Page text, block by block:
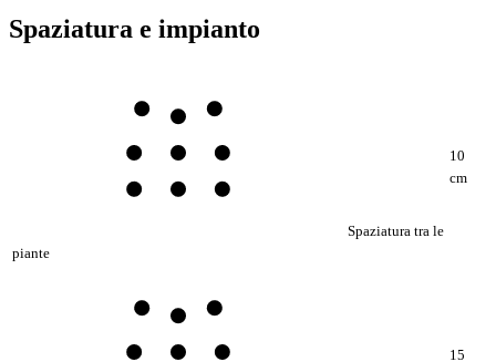
Spaziatura e impianto
Spaziatura tra le
piante
10
cm
15